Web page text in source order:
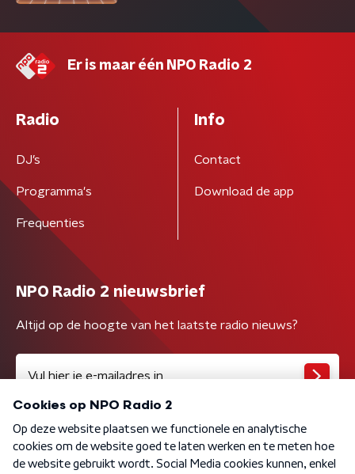
Er is maar één NPO Radio 2
Radio
DJ’s
Programma's
Frequenties
Info
Contact
Download de app
NPO Radio 2 nieuwsbrief
Altijd op de hoogte van het laatste radio nieuws?